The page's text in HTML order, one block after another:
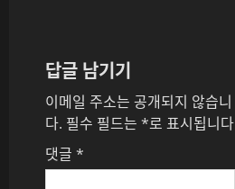
비
게
이
션
답글 남기기
이메일 주소는 공개되지 않습니
다. 필수 필드는 *로 표시됩니다
댓글 *